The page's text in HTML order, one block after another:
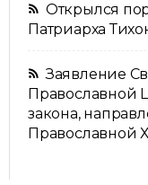
Открылся
Патриарха
Заявление
Православной
закона,
Православной